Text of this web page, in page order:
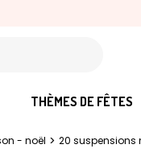
THÈMES DE FÊTES
- noël > 20 suspensions